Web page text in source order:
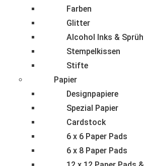
Farben
Glitter
Alcohol Inks &
Stempelkissen
Stifte
Papier
Designpapiere
Spezial Papier
Cardstock
6 x 6 Paper Pads
6 x 8 Paper Pads